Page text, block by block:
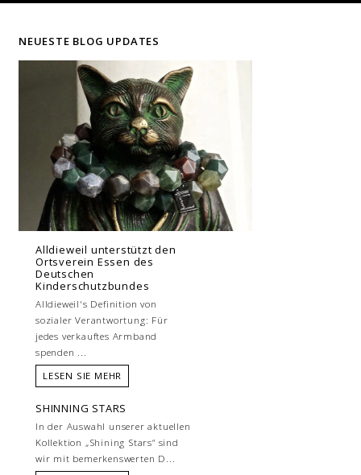
NEUESTE BLOG UPDATES
Alldieweil unterstützt den
Ortsverein Essen des
Deutschen
Kinderschutzbundes
Alldieweil's Definition von
sozialer Verantwortung: Für
jedes verkauftes Armband
spenden ...
LESEN SIE MEHR
SHINNING STARS
In der Auswahl unserer aktuellen
Kollektion „Shining Stars“ sind
wir mit bemerkenswerten D...